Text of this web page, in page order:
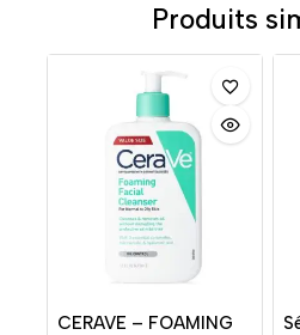
Produits
CERAVE – FOAMING